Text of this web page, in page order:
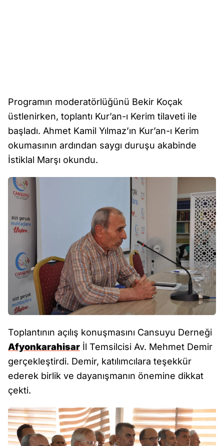
Programın moderatörlüğünü Bekir Koçak
üstlenirken, toplantı Kur’an-ı Kerim tilaveti ile
başladı. Ahmet Kamil Yılmaz’ın Kur’an-ı Kerim
okumasının ardından saygı duruşu akabinde
İstiklal Marşı okundu.
Toplantının açılış konuşmasını Cansuyu Derneği
Afyonkarahisar İl Temsilcisi Av. Mehmet Demir
gerçekleştirdi. Demir, katılımcılara teşekkür
ederek birlik ve dayanışmanın önemine dikkat
çekti.